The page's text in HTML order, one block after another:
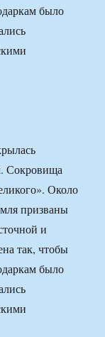
было
Сокровища
Около
призваны
и
так, чтобы
было